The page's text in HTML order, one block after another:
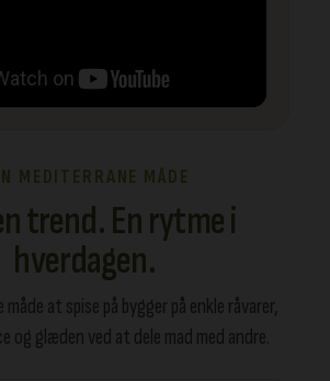
MEDITERRANE MÅDE
trend. En rytme i
hverdagen.
at spise på bygger på enkle råvarer,
og glæden ved at dele mad med andre.